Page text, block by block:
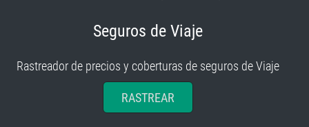
Seguros de Viaje
Rastreador de precios y coberturas de seguros de Viaje
RASTREAR